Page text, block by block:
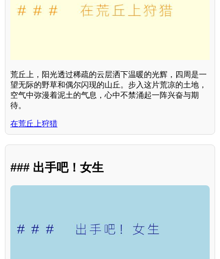
荒丘上，阳光透过稀疏的云层洒下温暖的光辉，四周是一
望无际的野草和偶尔闪现的山丘。步入这片荒凉的土地，
空气中弥漫着泥土的气息，心中不禁涌起一阵兴奋与期
待。
在荒丘上狩猎
### 出手吧！女生